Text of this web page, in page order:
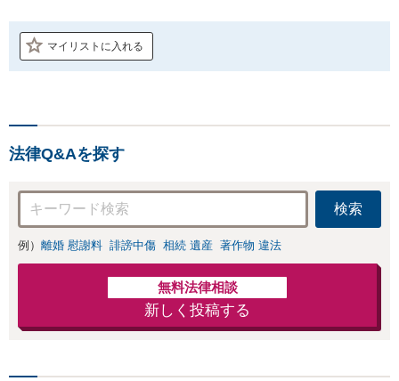
マイリストに入れる
法律Q&Aを探す
検索
例） 離婚 慰謝料 誹謗中傷 相続 遺産 著作物 違法
無料法律相談
新しく投稿する